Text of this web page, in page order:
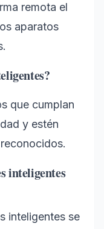
remota el
aparatos
que cumplan
y estén
inteligentes
inteligentes se